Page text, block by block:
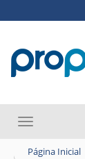
Toggle
Página Inicial